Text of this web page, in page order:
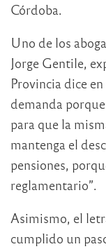
Córdoba.
Uno de los
Jorge Gentile,
Provincia dice
demanda
para que la
mantenga el
pensiones,
reglamentario”.
Asimismo, el
cumplido un